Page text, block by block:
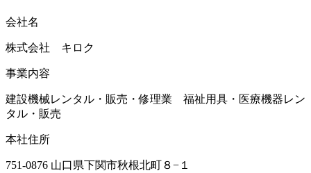
会社名
株式会社 キロク
事業内容
建設機械レンタル・販売・修理業 福祉用具・医療機器レン
タル・販売
本社住所
751-0876 山口県下関市秋根北町８−１